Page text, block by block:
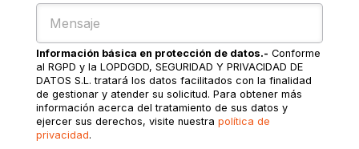
Información básica en protección de datos.- Conforme
al RGPD y la LOPDGDD, SEGURIDAD Y PRIVACIDAD DE
DATOS S.L. tratará los datos facilitados con la finalidad
de gestionar y atender su solicitud. Para obtener más
información acerca del tratamiento de sus datos y
ejercer sus derechos, visite nuestra política de
privacidad.